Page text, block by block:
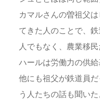
カマルさんの曽祖父
てきた人のことで、
人でもなく、農業移
ハールは労働力の供給
他にも祖父が鉄道員
う人たちの話も聞い